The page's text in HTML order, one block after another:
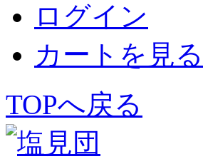
ログイン
カートを見る
TOPへ戻る